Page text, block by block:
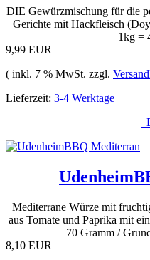
DIE Gewürzmischung für die
Gerichte mit Hackfleisch
1kg =
9,99 EUR
( inkl. 7 % MwSt. zzgl.
Lieferzeit: 3-4 Werktage
Mediterrane Würze mit
aus Tomate und Paprika mit
70 Gramm /
8,10 EUR